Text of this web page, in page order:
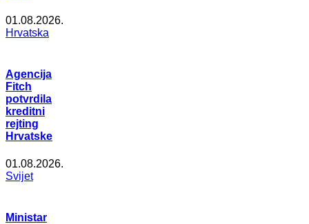
01.08.2026.
Hrvatska
Agencija
Fitch
potvrdila
kreditni
rejting
Hrvatske
01.08.2026.
Svijet
Ministar